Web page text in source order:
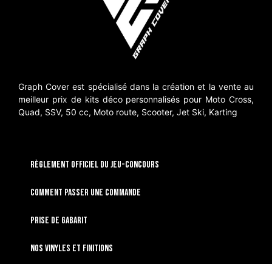
Graph Cover est spécialisé dans la création et la vente au
meilleur prix de kits déco personnalisés pour Moto Cross,
Quad, SSV, 50 cc, Moto route, Scooter, Jet Ski, Karting
RÈGLEMENT OFFICIEL DU JEU-CONCOURS
Comment passer une commande
Prise de gabarit
Nos vinyles et finitions